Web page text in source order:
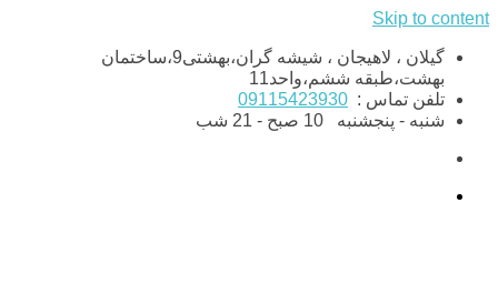
Skip to content
گیلان ، لاهیجان ، شیشه گران،بهشتی9،ساختمان
بهشت،طبقه ششم،واحد11
تلفن تماس : 09115423930
شنبه - پنجشنبه